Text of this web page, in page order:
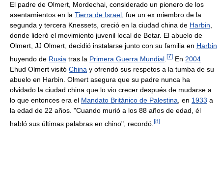
El padre de Olmert, Mordechai, considerado un pionero de los
asentamientos en la Tierra de Israel, fue un ex miembro de la
segunda y tercera Knessets, creció en la ciudad china de Harbin,
donde lideró el movimiento juvenil local de Betar. El abuelo de
Olmert, JJ Olmert, decidió instalarse junto con su familia en Harbin
huyendo de Rusia tras la Primera Guerra Mundial [7] En 2004
Ehud Olmert visitó China y ofrendó sus respetos a la tumba de su
abuelo en Harbin. Olmert asegura que su padre nunca ha
olvidado la ciudad china que lo vio crecer después de mudarse a
lo que entonces era el Mandato Británico de Palestina , en 1933 a
la edad de 22 años. "Cuando murió a los 88 años de edad, él
habló sus últimas palabras en chino", recordó. [8]